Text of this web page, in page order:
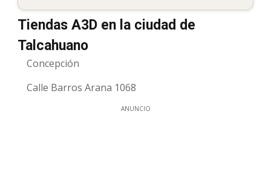
Tiendas A3D en la ciudad de
Talcahuano
Concepción
Calle Barros Arana 1068
ANUNCIO